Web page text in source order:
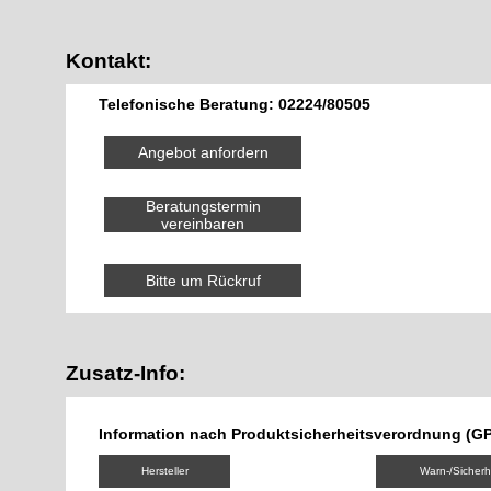
Kontakt:
Telefonische Beratung: 02224/80505
Angebot anfordern
Beratungstermin
vereinbaren
Bitte um Rückruf
Zusatz-Info:
Information nach Produktsicherheitsverordnung
Hersteller Warn-/